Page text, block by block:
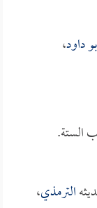
داود،
الستة.
الترمذي،